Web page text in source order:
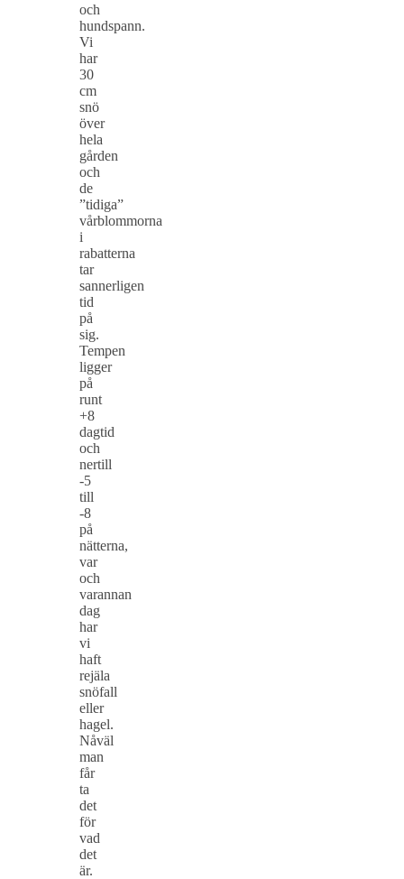
och
hundspann.
Vi
har
30
cm
snö
över
hela
gården
och
de
”tidiga”
vårblommorna
i
rabatterna
tar
sannerligen
tid
på
sig.
Tempen
ligger
på
runt
+8
dagtid
och
nertill
-5
till
-8
på
nätterna,
var
och
varannan
dag
har
vi
haft
rejäla
snöfall
eller
hagel.
Nåväl
man
får
ta
det
för
vad
det
är.